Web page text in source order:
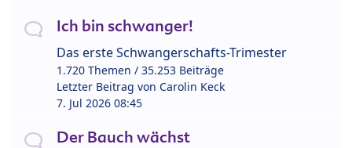
Ich bin schwanger!
Das erste Schwangerschafts-Trimester
1.720 Themen / 35.253 Beiträge
Letzter Beitrag von Carolin Keck
7. Jul 2026 08:45
Der Bauch wächst